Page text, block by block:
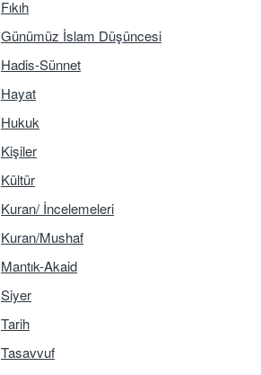
Fıkıh
Günümüz İslam Düşüncesi
Hadis-Sünnet
Hayat
Hukuk
Kişiler
Kültür
Kuran/ İncelemeleri
Kuran/Mushaf
Mantık-Akaid
Siyer
Tarih
Tasavvuf